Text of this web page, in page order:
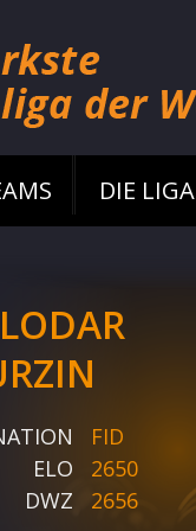
DIE LIGA
FID
ELO
2650
DWZ
2656